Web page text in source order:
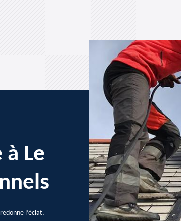
Le
l’éclat,